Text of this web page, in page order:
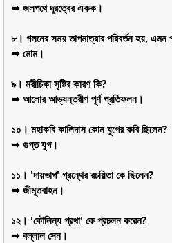
➥ জলপথে দূরত্বের একক।
৮। গলনের সময় তাপমাত্রার পরিবর্তন হয়, এমন
➥ মোম।
৯। মরীচিকা সৃষ্টির কারণ কি?
➥ আলোর আভ্যন্তরীণ পূর্ণ প্রতিফলন।
১০। মহাকবি কালিদাস কোন যুগের কবি ছিলেন?
➥ গুপ্ত যুগ।
১১। 'দায়ভাগ' গ্রন্থের রচয়িতা কে ছিলেন?
➥ জীমূতবাহন।
১২। 'কৌলিন্য প্রথা' কে প্রচলন করেন?
➥ বল্লাল সেন।